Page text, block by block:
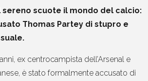
sereno scuote il mondo del calcio:
Thomas Partey di stupro e
ex centrocampista dell’Arsenal e
è stato formalmente accusato di